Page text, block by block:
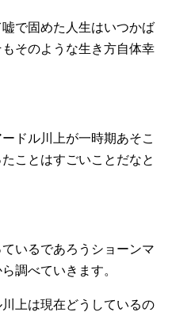
で固めた人生はいつかば
そのような生き方自体幸
ドル川上が一時期あそこ
ことはすごいことだなと
いるであろうショーンマ
調べていきます。
上は現在どうしているの